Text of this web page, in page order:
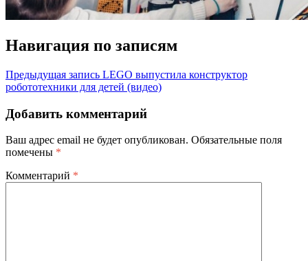
Навигация по записям
Предыдущая запись LEGO выпустила конструктор
робототехники для детей (видео)
Добавить комментарий
Ваш адрес email не будет опубликован. Обязательные поля
помечены *
Комментарий *